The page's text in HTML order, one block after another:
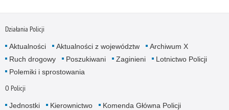
Działania Policji
Aktualności Aktualności z województw
Archiwum X
Ruch drogowy
Poszukiwani Zaginieni
Lotnictwo Policji
Polemiki i sprostowania
O Policji
Jednostki Kierownictwo
Komenda Główna Policji